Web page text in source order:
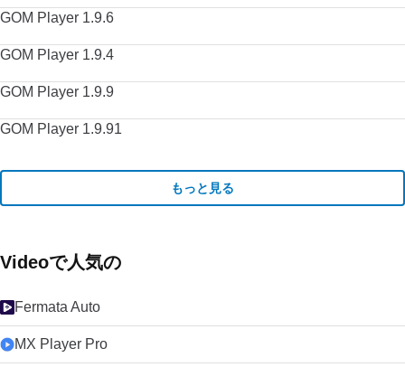
GOM Player 1.9.6
GOM Player 1.9.4
GOM Player 1.9.9
GOM Player 1.9.91
もっと見る
Videoで人気の
Fermata Auto
MX Player Pro